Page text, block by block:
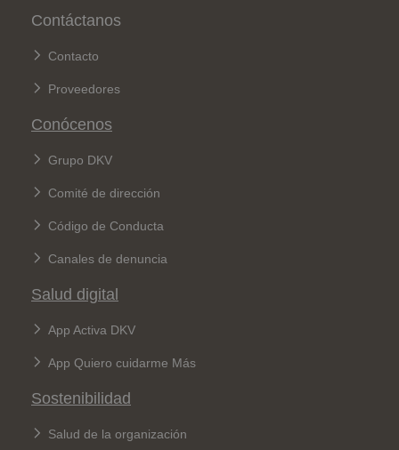
Pie de página
Contáctanos
Contacto
Proveedores
Conócenos
Grupo DKV
Comité de dirección
Código de Conducta
Canales de denuncia
Salud digital
App Activa DKV
App Quiero cuidarme Más
Sostenibilidad
Salud de la organización